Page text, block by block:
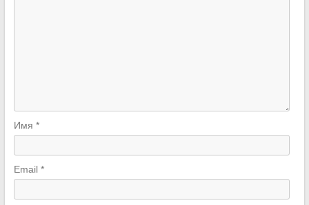
Имя *
Email *